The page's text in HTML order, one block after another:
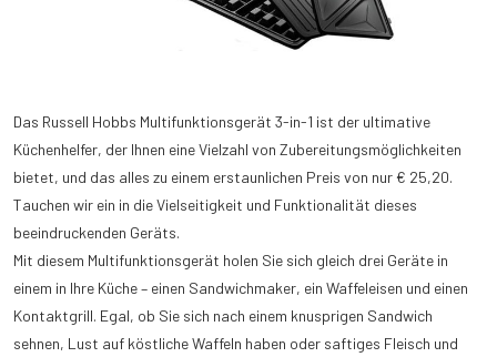
Das Russell Hobbs Multifunktionsgerät 3-in-1 ist der ultimative
Küchenhelfer, der Ihnen eine Vielzahl von Zubereitungsmöglichkeiten
bietet, und das alles zu einem erstaunlichen Preis von nur € 25,20.
Tauchen wir ein in die Vielseitigkeit und Funktionalität dieses
beeindruckenden Geräts.
Mit diesem Multifunktionsgerät holen Sie sich gleich drei Geräte in
einem in Ihre Küche – einen Sandwichmaker, ein Waffeleisen und einen
Kontaktgrill. Egal, ob Sie sich nach einem knusprigen Sandwich
sehnen, Lust auf köstliche Waffeln haben oder saftiges Fleisch und